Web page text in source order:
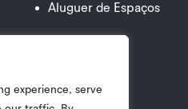
experience, serve
Aluguer de Espaços